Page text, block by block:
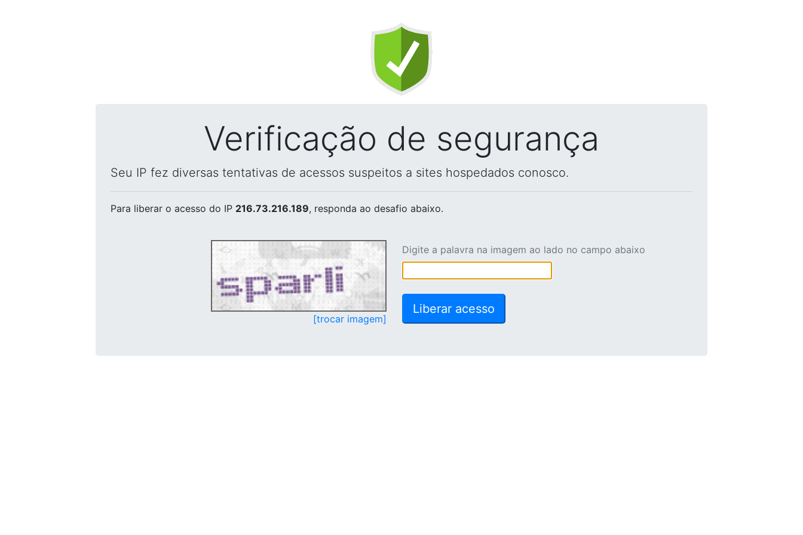
Verificação de segurança
Seu IP fez diversas tentativas de acessos suspeitos a sites hospedados conosco.
Para liberar o acesso do IP 216.73.216.189, responda ao desafio abaixo.
[trocar imagem]
Digite a palavra na imagem ao lado no campo abaixo